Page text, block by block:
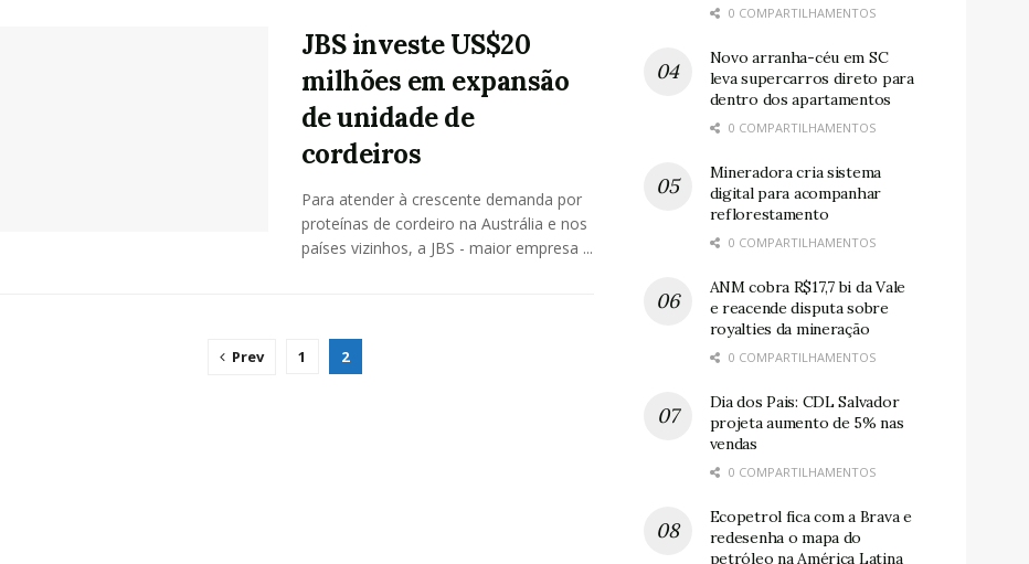
JBS investe US$20
milhões em expansão
de unidade de
cordeiros
Para atender à crescente demanda por
proteínas de cordeiro na Austrália e nos
países vizinhos, a JBS - maior empresa ...
Prev 1 2
0 COMPARTILHAMENTOS
Novo arranha-céu em SC
leva supercarros direto para
dentro dos apartamentos
0 COMPARTILHAMENTOS
Mineradora cria sistema
digital para acompanhar
reflorestamento
0 COMPARTILHAMENTOS
ANM cobra R$17,7 bi da Vale
e reacende disputa sobre
royalties da mineração
0 COMPARTILHAMENTOS
Dia dos Pais: CDL Salvador
projeta aumento de 5% nas
vendas
0 COMPARTILHAMENTOS
Ecopetrol fica com a Brava e
redesenha o mapa do
petróleo na América Latina